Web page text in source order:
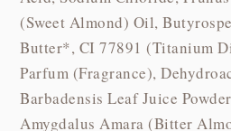
(Sweet Almond) Oil,
Butter*, CI 77891 (Titanium
Parfum (Fragrance),
Barbadensis Leaf Juice
Amygdalus Amara (Bitter